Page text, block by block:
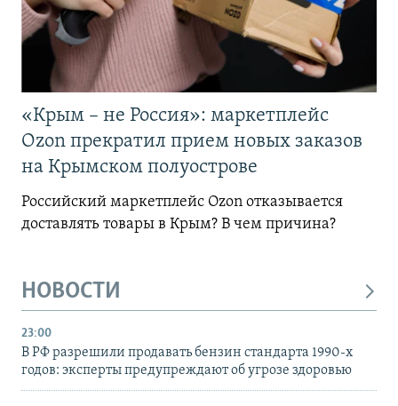
«Крым – не Россия»: маркетплейс
Ozon прекратил прием новых заказов
на Крымском полуострове
Российский маркетплейс Ozon отказывается
доставлять товары в Крым? В чем причина?
НОВОСТИ
23:00
В РФ разрешили продавать бензин стандарта 1990-х
годов: эксперты предупреждают об угрозе здоровью